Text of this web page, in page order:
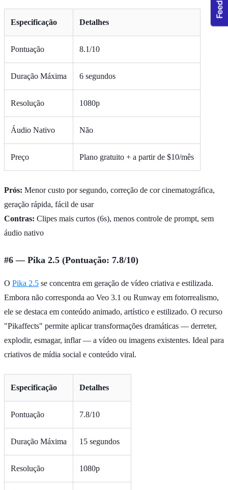
Especificação Detalhes
Pontuação 8.1/10
Duração Máxima 6 segundos
Resolução 1080p
Áudio Nativo Não
Preço Plano gratuito + a partir de $10/mês
Prós: Menor custo por segundo, correção de cor cinematográfica,
geração rápida, fácil de usar
Contras: Clipes mais curtos (6s), menos controle de prompt, sem
áudio nativo
#6 — Pika 2.5 (Pontuação: 7.8/10)
O Pika 2.5 se concentra em geração de vídeo criativa e estilizada.
Embora não corresponda ao Veo 3.1 ou Runway em fotorrealismo,
ele se destaca em conteúdo animado, artístico e estilizado. O recurso
"Pikaffects" permite aplicar transformações dramáticas — derreter,
explodir, esmagar, inflar — a vídeo ou imagens existentes. Ideal para
criativos de mídia social e conteúdo viral.
Especificação Detalhes
Pontuação 7.8/10
Duração Máxima 15 segundos
Resolução 1080p